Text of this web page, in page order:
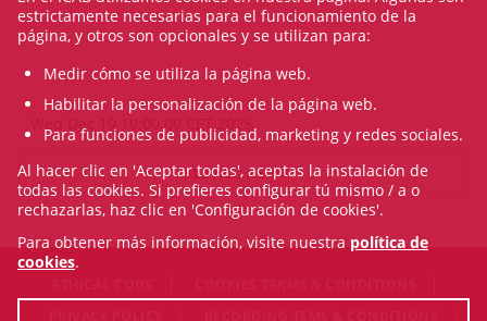
Wed Dec 10 10:00:00 CET 2025
SEE ALL NEWS
estrictamente necesarias para el funcionamiento de la
página, y otros son opcionales y se utilizan para:
Medir cómo se utiliza la página web.
Habilitar la personalización de la página web.
Para funciones de publicidad, marketing y redes sociales.
Al hacer clic en 'Aceptar todas', aceptas la instalación de
todas las cookies. Si prefieres configurar tú mismo / a o
rechazarlas, haz clic en 'Configuración de cookies'.
Para obtener más información, visite nuestra política de
cookies.